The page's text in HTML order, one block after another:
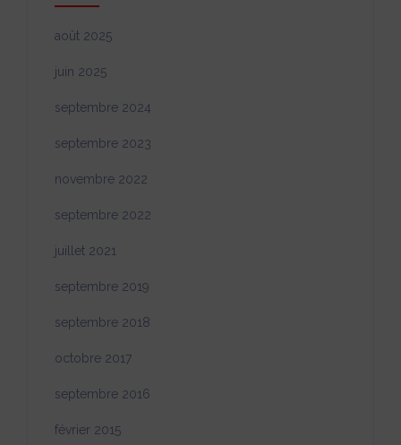
août 2025
juin 2025
septembre 2024
septembre 2023
novembre 2022
septembre 2022
juillet 2021
septembre 2019
septembre 2018
octobre 2017
septembre 2016
février 2015